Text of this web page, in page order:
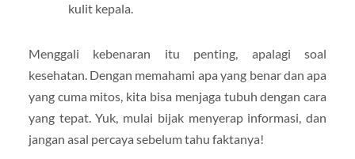
kulit kepala.
Menggali kebenaran itu penting, apalagi soal
kesehatan. Dengan memahami apa yang benar dan apa
yang cuma mitos, kita bisa menjaga tubuh dengan cara
yang tepat. Yuk, mulai bijak menyerap informasi, dan
jangan asal percaya sebelum tahu faktanya!